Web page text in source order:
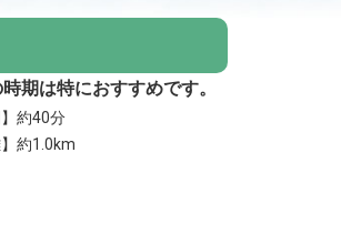
期は特におすすめです。
】約40分
】約1.0km